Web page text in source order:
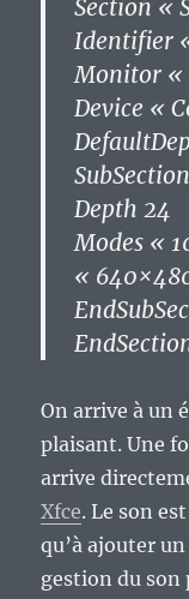
Section «
Identifier
Monitor «
Device «
Depth 24
Modes «
«
On arrive à un
plaisant. Une
arrive
Xfce. Le son
qu’à ajouter
gestion du